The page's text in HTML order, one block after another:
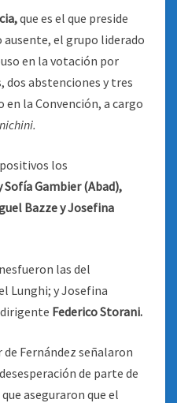
que es el que preside
ausente, el grupo liderado
en la votación por
abstenciones y tres
en la Convención, a cargo
los
Sofía Gambier (Abad),
Bazze y Josefina
las del
Lunghi; y Josefina
Federico Storani.
Fernández señalaron
de parte de
aseguraron que el